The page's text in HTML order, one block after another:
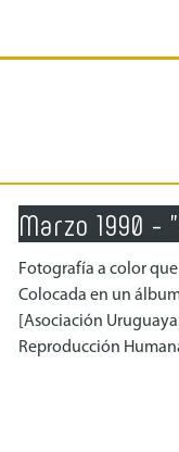
Marzo 1990 -
Fotografía a color
Colocada en un
[Asociación
Reproducción